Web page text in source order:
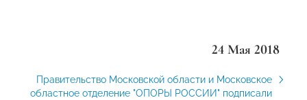
24 Мая 2018
Правительство Московской области и Московское
областное отделение "ОПОРЫ РОССИИ" подписали